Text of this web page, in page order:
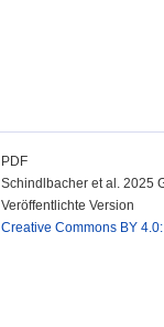
PDF
Schindlbacher et al. 2025
Veröffentlichte Version
Creative Commons BY